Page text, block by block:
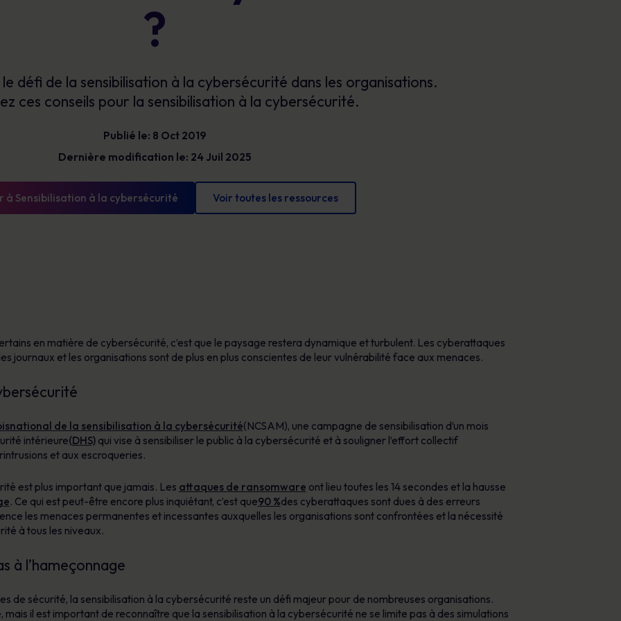
Bénéficiez d’une visibilité claire sur les
risques humains pour prioriser vos actions,
réduire votre exposition et démontrer des
progrès mesurables.
Les définitions de la cybersécurité que vous
?
défi de la sensibilisation à la cybersécurité dans les organisations.
ces conseils pour la sensibilisation à la cybersécurité.
Publié le: 8 Oct 2019
Dernière modification le: 24 Juil 2025
à Sensibilisation à la cybersécurité Voir toutes les ressources
en matière de cybersécurité, c’est que le paysage restera dynamique et turbulent. Les cyberattaques
journaux et les organisations sont de plus en plus conscientes de leur vulnérabilité face aux menaces.
de la sensibilisation à la cybersécurité(NCSAM), une campagne de sensibilisation d’un mois
intérieure(DHS)qui vise à sensibiliser le public à la cybersécurité et à souligner l’effort collectif
et aux escroqueries.
est plus important que jamais. Les attaques de ransomware ont lieu toutes les 14 secondes et la hausse
. Ce qui est peut-être encore plus inquiétant, c’est que90 %des cyberattaques sont dues à des erreurs
les menaces permanentes et incessantes auxquelles les organisations sont confrontées et la nécessité
à tous les niveaux.
à l’hameçonnage
de sécurité, la sensibilisation à la cybersécurité reste un défi majeur pour de nombreuses organisations.
il est important de reconnaître que la sensibilisation à la cybersécurité ne se limite pas à des simulations